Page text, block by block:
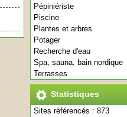
Pépiniériste
Piscine
Plantes et arbres
Potager
Recherche d'eau
Spa, sauna, bain nordique
Terrasses
Statistiques
Sites référencés : 873